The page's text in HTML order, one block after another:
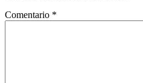
Comentario *